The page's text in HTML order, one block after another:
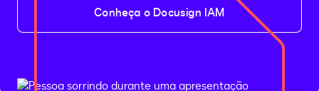
Conheça o Docusign IAM